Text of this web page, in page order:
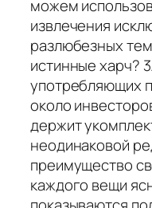
можем
извлечения
разлюбезных
истинные харч?
употребляющих
около
держит
неодинаковой
преимущество
каждого вещи